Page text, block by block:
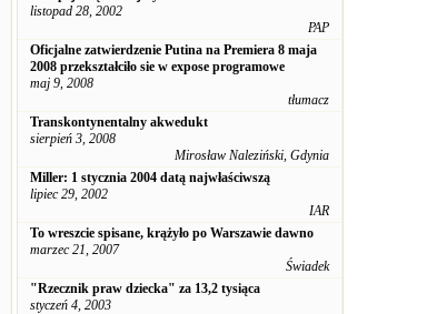
listopad 28, 2002
PAP
Oficjalne zatwierdzenie Putina na Premiera 8 maja
2008 przekształciło sie w expose programowe
maj 9, 2008
tłumacz
Transkontynentalny akwedukt
sierpień 3, 2008
Mirosław Naleziński, Gdynia
Miller: 1 stycznia 2004 datą najwłaściwszą
lipiec 29, 2002
IAR
To wreszcie spisane, krążyło po Warszawie dawno
marzec 21, 2007
Świadek
"Rzecznik praw dziecka" za 13,2 tysiąca
styczeń 4, 2003